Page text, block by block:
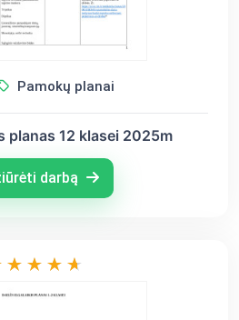
Pamokų planai
planas 12 klasei 2025m
darbą